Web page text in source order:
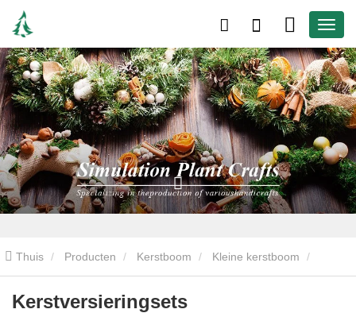
Thuis Producten Kerstboom Kleine kerstboom
Kerstversieringsets
Kerstversieringsets